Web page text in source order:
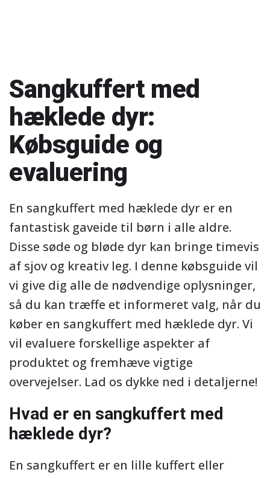
Sangkuffert med
hæklede dyr:
Købsguide og
evaluering
En sangkuffert med hæklede dyr er en
fantastisk gaveide til børn i alle aldre.
Disse søde og bløde dyr kan bringe timevis
af sjov og kreativ leg. I denne købsguide vil
vi give dig alle de nødvendige oplysninger,
så du kan træffe et informeret valg, når du
køber en sangkuffert med hæklede dyr. Vi
vil evaluere forskellige aspekter af
produktet og fremhæve vigtige
overvejelser. Lad os dykke ned i detaljerne!
Hvad er en sangkuffert med
hæklede dyr?
En sangkuffert er en lille kuffert eller